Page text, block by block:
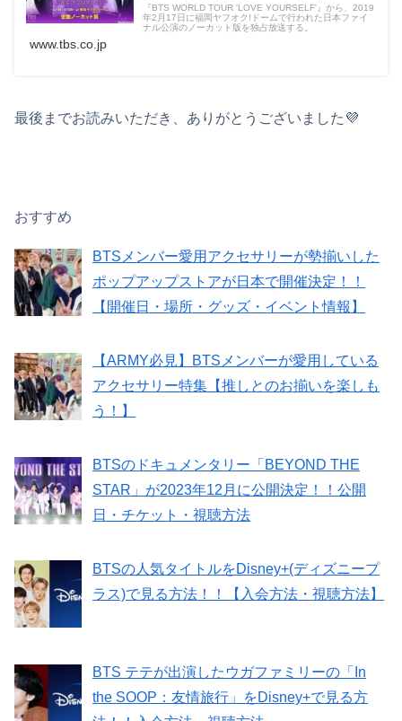
『BTS WORLD TOUR 'LOVE YOURSELF'』から、2019
年2月17日に福岡ヤフオク!ドームで行われた日本ファイ
ナル公演のノーカット版を独占放送する。
www.tbs.co.jp
最後までお読みいただき、ありがとうございました💜
おすすめ
BTSメンバー愛用アクセサリーが勢揃いした
ポップアップストアが日本で開催決定！！
【開催日・場所・グッズ・イベント情報】
【ARMY必見】BTSメンバーが愛用している
アクセサリー特集【推しとのお揃いを楽しも
う！】
BTSのドキュメンタリー「BEYOND THE
STAR」が2023年12月に公開決定！！公開
日・チケット・視聴方法
BTSの人気タイトルをDisney+(ディズニープ
ラス)で見る方法！！【入会方法・視聴方法】
BTS テテが出演したウガファミリーの「In
the SOOP：友情旅行」をDisney+で見る方